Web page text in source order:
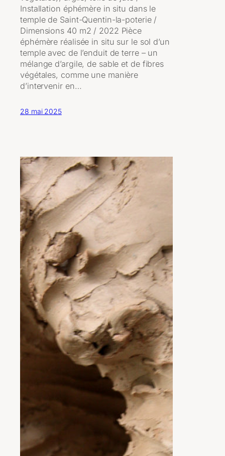
Installation éphémère in situ dans le
temple de Saint-Quentin-la-poterie /
Dimensions 40 m2 / 2022 Pièce
éphémère réalisée in situ sur le sol d’un
temple avec de l’enduit de terre – un
mélange d’argile, de sable et de fibres
végétales, comme une manière
d’intervenir en…
28 mai 2025